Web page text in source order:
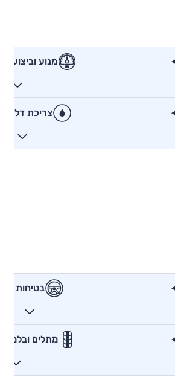
מנוע וביצועים
צריכת דלק
בטיחות
מתלים ובלמים